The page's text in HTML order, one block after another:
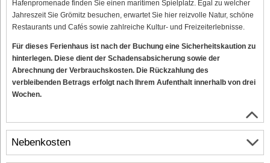
Hafenpromenade finden Sie einen maritimen Spielplatz. Egal zu welcher
Jahreszeit Sie Grömitz besuchen, erwartet Sie hier reizvolle Natur, schöne
Restaurants und Cafés sowie zahlreiche Kultur- und Freizeiterlebnisse.
Für dieses Ferienhaus ist nach der Buchung eine Sicherheitskaution zu
hinterlegen. Diese dient der Schadensabsicherung sowie der
Abrechnung der Verbrauchskosten. Die Rückzahlung des
verbleibenden Betrags erfolgt nach Ihrem Aufenthalt innerhalb von drei
Wochen.
Nebenkosten